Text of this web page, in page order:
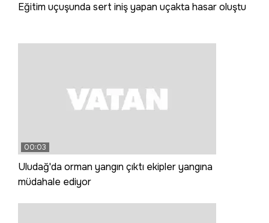
Eğitim uçuşunda sert iniş yapan uçakta hasar oluştu
00:03
Uludağ'da orman yangın çıktı ekipler yangına
müdahale ediyor